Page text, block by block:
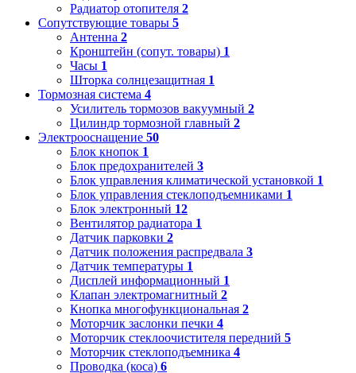
Радиатор отопителя 2
Сопутствующие товары 5
Антенна 2
Кронштейн (сопут. товары) 1
Часы 1
Шторка солнцезащитная 1
Тормозная система 4
Усилитель тормозов вакуумный 2
Цилиндр тормозной главный 2
Электрооснащение 50
Блок кнопок 1
Блок предохранителей 3
Блок управления климатической установкой 1
Блок управления стеклоподъемниками 1
Блок электронный 12
Вентилятор радиатора 1
Датчик парковки 2
Датчик положения распредвала 3
Датчик температуры 1
Дисплей информационный 1
Клапан электромагнитный 2
Кнопка многофункциональная 2
Моторчик заслонки печки 4
Моторчик стеклоочистителя передний 5
Моторчик стеклоподъемника 4
Проводка (коса) 6